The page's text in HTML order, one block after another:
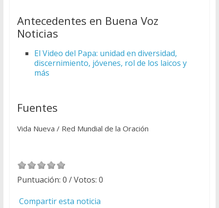
Antecedentes en Buena Voz
Noticias
El Video del Papa: unidad en diversidad,
discernimiento, jóvenes, rol de los laicos y
más
Fuentes
Vida Nueva / Red Mundial de la Oración
Puntuación: 0 / Votos: 0
Compartir esta noticia